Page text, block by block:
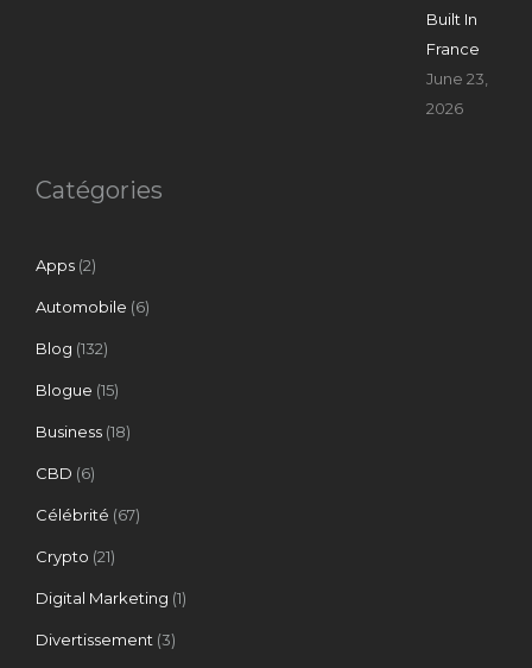
Built In
France
June 23,
2026
Catégories
Apps (2)
Automobile (6)
Blog (132)
Blogue (15)
Business (18)
CBD (6)
Célébrité (67)
Crypto (21)
Digital Marketing (1)
Divertissement (3)